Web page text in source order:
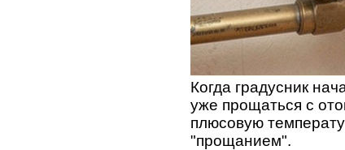
Когда градусник
уже прощаться с
плюсовую
"прощанием".